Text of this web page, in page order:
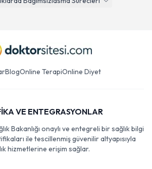
BlogOnline TerapiOnline Diyet
VE ENTEGRASYONLAR
Bakanlığı onaylı ve entegreli bir sağlık bilgi
ile tescillenmiş güvenilir altyapısıyla
hizmetlerine erişim sağlar.